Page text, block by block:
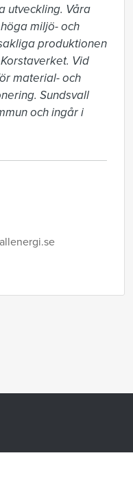
utveckling. Våra
miljö- och
produktionen
Vid
material- och
Sundsvall
och ingår i